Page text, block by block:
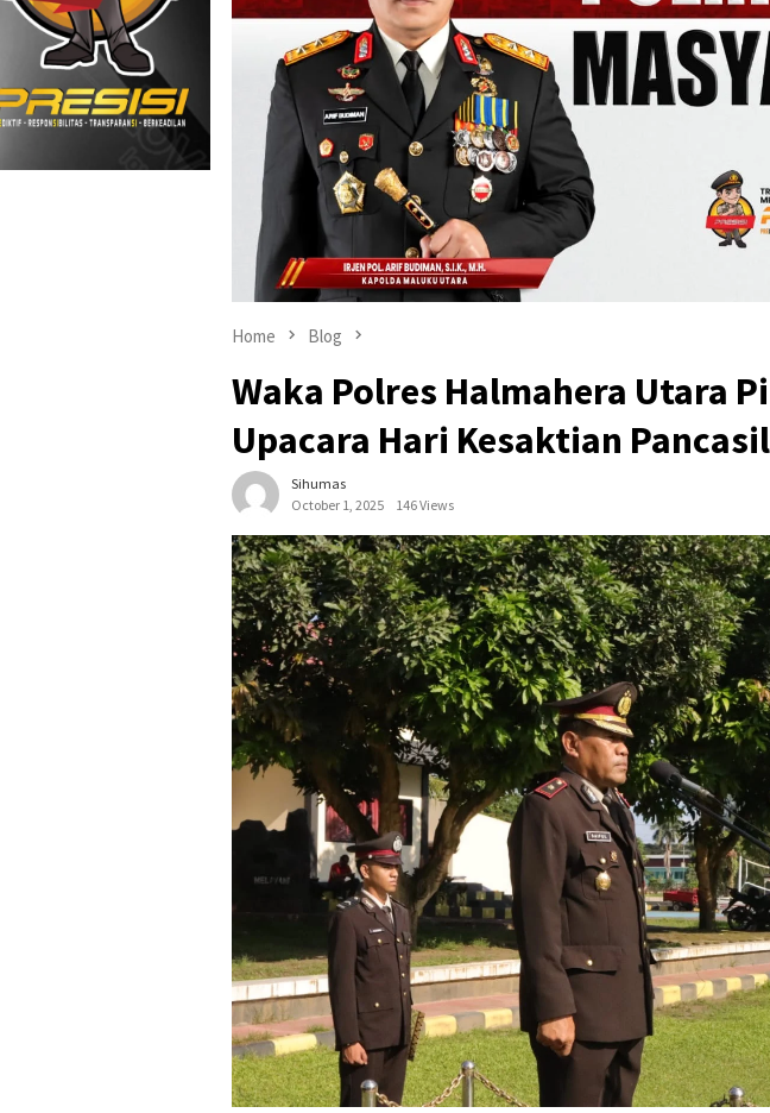
Home Blog
Waka Polres Halmahera Utara
Upacara Hari Kesaktian
Sihumas
October 1, 2025
146 Views